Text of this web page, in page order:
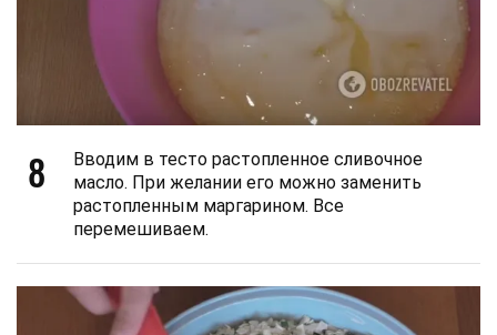
8
Вводим в тесто растопленное сливочное
масло. При желании его можно заменить
растопленным маргарином. Все
перемешиваем.